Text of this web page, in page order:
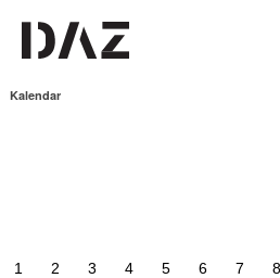
Kalendar
1 2 3 4 5 6 7 8